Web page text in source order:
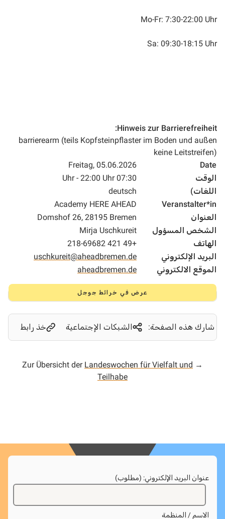
Mo-Fr: 7:30-22:00 Uhr
Sa: 09:30-18:15 Uhr
Hinweis zur Barrierefreiheit:
barrierearm (teils Kopfsteinpflaster im Boden und außen
keine Leitstreifen)
Date
Freitag, 05.06.2026
الوقت
07:30 Uhr - 22:00 Uhr
اللغات)
deutsch
Veranstalter*in
Academy HERE AHEAD
العنوان
Domshof 26, 28195 Bremen
الشخص المسؤول
Mirja Uschkureit
الهاتف
+49 421 218-69682
البريد الإلكتروني
uschkureit@aheadbremen.de
الموقع الالكتروني
aheadbremen.de
عرض في خرائط جوجل
شارك هذه الصفحة: الشبكات الإجتماعية خذ رابط
→ Zur Übersicht der
Landeswochen für Vielfalt und
Teilhabe
عنوان البريد الإلكتروني: (مطلوب)
الاسم / المنظمة